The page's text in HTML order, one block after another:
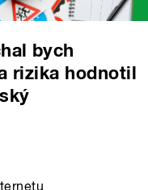
bych
rizika hodnotil